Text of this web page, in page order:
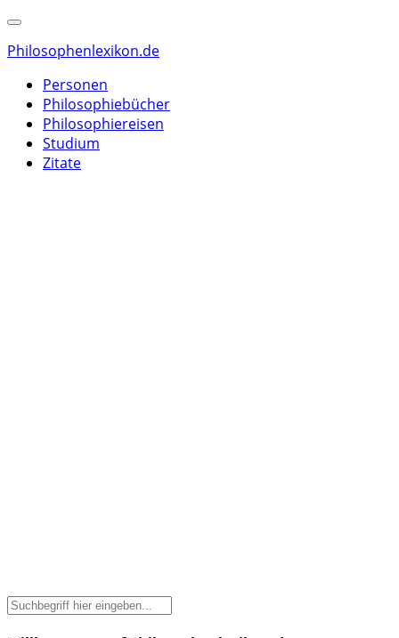
Philosophenlexikon.de
Personen
Philosophiebücher
Philosophiereisen
Studium
Zitate